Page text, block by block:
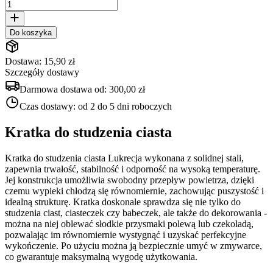
Do koszyka
Dostawa: 15,90 zł
Szczegóły dostawy
Darmowa dostawa od: 300,00 zł
Czas dostawy: od 2 do 5 dni roboczych
Kratka do studzenia ciasta
Kratka do studzenia ciasta Lukrecja wykonana z solidnej stali,
zapewnia trwałość, stabilność i odporność na wysoką temperaturę.
Jej konstrukcja umożliwia swobodny przepływ powietrza, dzięki
czemu wypieki chłodzą się równomiernie, zachowując puszystość i
idealną strukturę. Kratka doskonale sprawdza się nie tylko do
studzenia ciast, ciasteczek czy babeczek, ale także do dekorowania -
można na niej oblewać słodkie przysmaki polewą lub czekoladą,
pozwalając im równomiernie wystygnąć i uzyskać perfekcyjne
wykończenie. Po użyciu można ją bezpiecznie umyć w zmywarce,
co gwarantuje maksymalną wygodę użytkowania.